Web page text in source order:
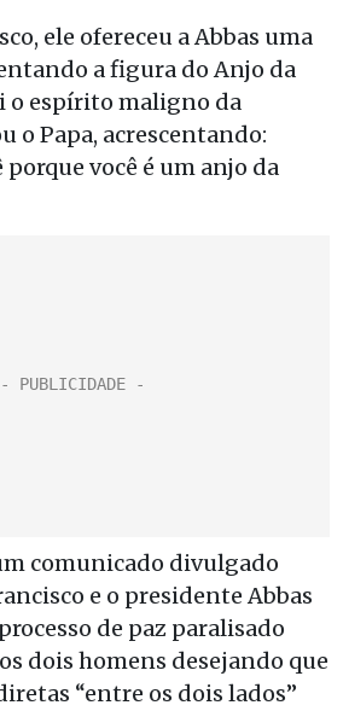
ele ofereceu a Abbas uma
a figura do Anjo da
o espírito maligno da
o Papa, acrescentando:
porque você é um anjo da
comunicado divulgado
e o presidente Abbas
de paz paralisado
dois homens desejando que
“entre os dois lados”